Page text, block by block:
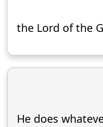
the Lord of the
He does